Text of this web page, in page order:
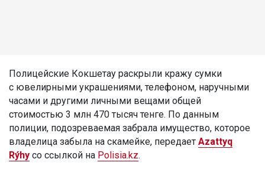
Полицейские Кокшетау раскрыли кражу сумки
с ювелирными украшениями, телефоном, наручными
часами и другими личными вещами общей
стоимостью 3 млн 470 тысяч тенге. По данным
полиции, подозреваемая забрала имущество, которое
владелица забыла на скамейке, передает Azattyq
Rýhy со ссылкой на Polisia.kz.